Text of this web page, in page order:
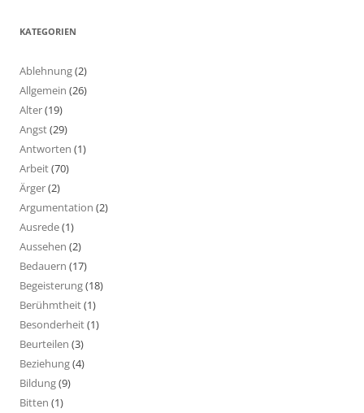
KATEGORIEN
Ablehnung(2)
Allgemein (26)
Alter(19)
Angst(29)
Antworten (1)
Arbeit(70)
Ärger(2)
Argumentation (2)
Ausrede(1)
Aussehen (2)
Bedauern (17)
Begeisterung(18)
Berühmtheit(1)
Besonderheit(1)
Beurteilen (3)
Beziehung(4)
Bildung(9)
Bitten (1)